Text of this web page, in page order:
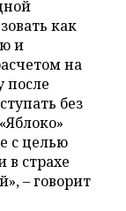
как
и
на
после
без
с целью
в страхе
– говорит